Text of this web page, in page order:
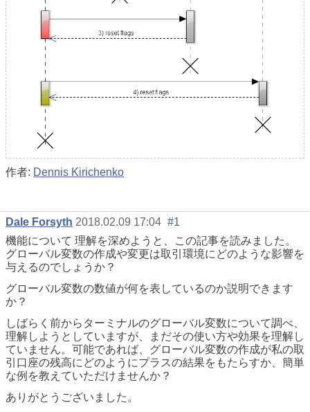
作者: Dennis Kirichenko
Dale Forsyth 2018.02.09 17:04 #1
機能について 理解を深めようと、この記事を読みました。
グローバル変数の作成や変更は取引環境にどのような影響を
与えるのでしょうか？
グローバル変数の数値が何を表しているのか説明できます
か？
しばらく前からターミナルのグローバル変数について調べ、
理解しようとしていますが、まだその使い方や効果を理解し
ていません。可能であれば、グローバル変数の作成が私の取
引口座の残高にどのようにプラスの結果をもたらすか、簡単
な例を教えていただけませんか？
ありがとうございました。